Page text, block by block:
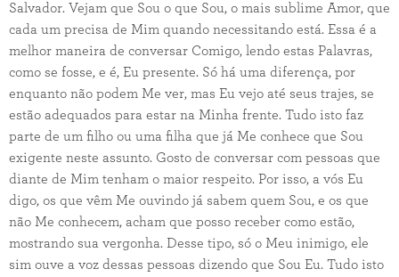
Salvador. Vejam que Sou o que Sou, o mais sublime Amor, que
cada um precisa de Mim quando necessitando está. Essa é a
melhor maneira de conversar Comigo, lendo estas Palavras,
como se fosse, e é, Eu presente. Só há uma diferença, por
enquanto não podem Me ver, mas Eu vejo até seus trajes, se
estão adequados para estar na Minha frente. Tudo isto faz
parte de um filho ou uma filha que já Me conhece que Sou
exigente neste assunto. Gosto de conversar com pessoas que
diante de Mim tenham o maior respeito. Por isso, a vós Eu
digo, os que vêm Me ouvindo já sabem quem Sou, e os que
não Me conhecem, acham que posso receber como estão,
mostrando sua vergonha. Desse tipo, só o Meu inimigo, ele
sim ouve a voz dessas pessoas dizendo que Sou Eu. Tudo isto